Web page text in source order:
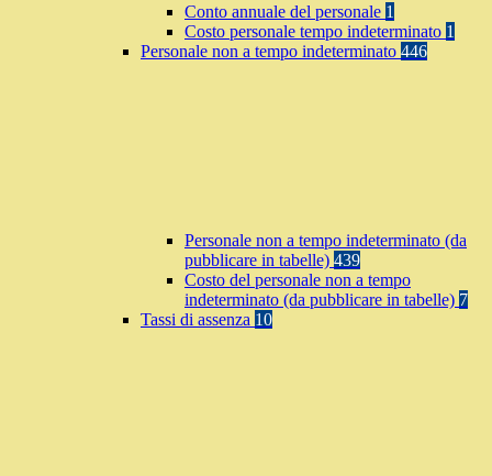
Conto annuale del personale 1
Costo personale tempo indeterminato 1
Personale non a tempo indeterminato 446
Personale non a tempo indeterminato (da
pubblicare in tabelle) 439
Costo del personale non a tempo
indeterminato (da pubblicare in tabelle) 7
Tassi di assenza 10